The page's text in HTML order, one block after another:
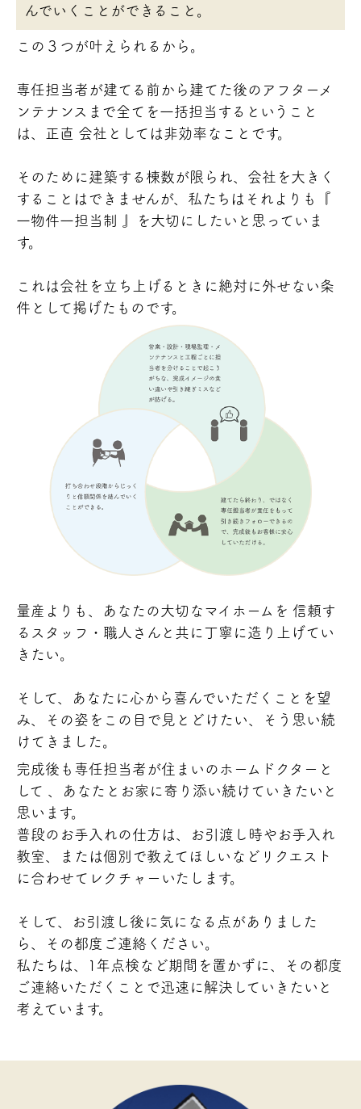
んでいくことができること。
この３つが叶えられるから。
専任担当者が建てる前から建てた後のアフターメ
ンテナンスまで全てを一括担当するということ
は、正直 会社としては非効率なことです。
そのために建築する棟数が限られ、会社を大きく
することはできませんが、私たちはそれよりも『
一物件一担当制 』を大切にしたいと思っていま
す。
これは会社を立ち上げるときに絶対に外せない条
件として掲げたものです。
量産よりも、あなたの大切なマイホームを 信頼す
るスタッフ・職人さんと共に丁寧に造り上げてい
きたい。
そして、あなたに心から喜んでいただくことを望
み、その姿をこの目で見とどけたい、そう思い続
けてきました。
完成後も専任担当者が住まいのホームドクターと
して 、あなたとお家に寄り添い続けていきたいと
思います。
普段のお手入れの仕方は、お引渡し時やお手入れ
教室、または個別で教えてほしいなどリクエスト
に合わせてレクチャーいたします。
そして、お引渡し後に気になる点がありました
ら、その都度ご連絡ください。
私たちは、1年点検など期間を置かずに、その都度
ご連絡いただくことで迅速に解決していきたいと
考えています。